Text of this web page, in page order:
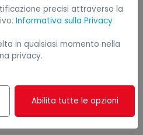
precisi attraverso la
Informativa sulla Privacy
in qualsiasi momento nella
privacy.
Abilita tutte le opzioni